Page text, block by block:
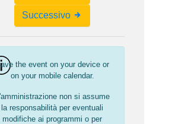
Successivo
the event on your device or
on your mobile calendar.
L'amministrazione non si assume
la responsabilità per eventuali
modifiche ai programmi o per